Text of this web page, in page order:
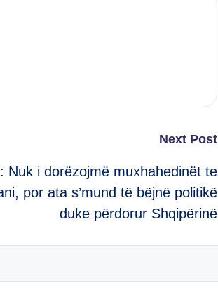
Next Post
Nuk i dorëzojmë muxhahedinët te
por ata s’mund të bëjnë politikë
duke përdorur Shqipërinë